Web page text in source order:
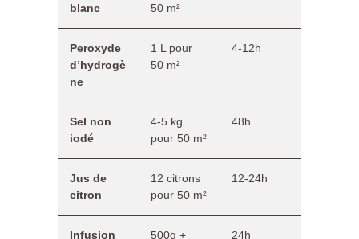
blanc
50 m²
Peroxyde
d’hydrogè
ne
1 L pour
50 m²
4-12h
Sel non
iodé
4-5 kg
pour 50 m²
48h
Jus de
citron
12 citrons
pour 50 m²
12-24h
Infusion
500g +
24h